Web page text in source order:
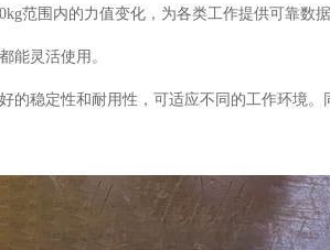
范围内的力值变化，为各类工作提供可靠数
能灵活使用。
的稳定性和耐用性，可适应不同的工作环境。